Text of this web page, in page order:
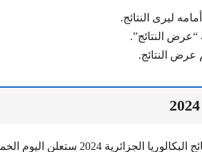
ليرى النتائج.
النتائج”.
عرض النتائج.